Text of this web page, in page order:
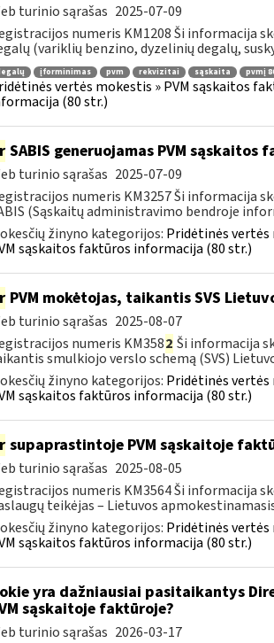
turinio sąrašas 2025-07-09
numeris KM1208 Ši informacija
(variklių benzino, dyzelinių degalų,
įforminimas pvm rekvizitai sąskaita pvmį
vertės mokestis » PVM sąskaitos
(80 str.)
SABIS generuojamas PVM
turinio sąrašas 2025-07-09
numeris KM3257 Ši informacija
(Sąskaitų administravimo bendroje
žinyno kategorijos: Pridėtinės vertės
sąskaitos faktūros informacija (80 str.)
PVM mokėtojas, taikantis SVS
turinio sąrašas 2025-08-07
numeris KM3582 Ši informacija
smulkiojo verslo schemą (SVS)
žinyno kategorijos: Pridėtinės vertės
sąskaitos faktūros informacija (80 str.)
supaprastintoje PVM sąskaitoje
turinio sąrašas 2025-08-05
numeris KM3564 Ši informacija
teikėjas – Lietuvos
žinyno kategorijos: Pridėtinės vertės
sąskaitos faktūros informacija (80 str.)
yra dažniausiai pasitaikantys
sąskaitoje faktūroje?
turinio sąrašas 2026-03-17